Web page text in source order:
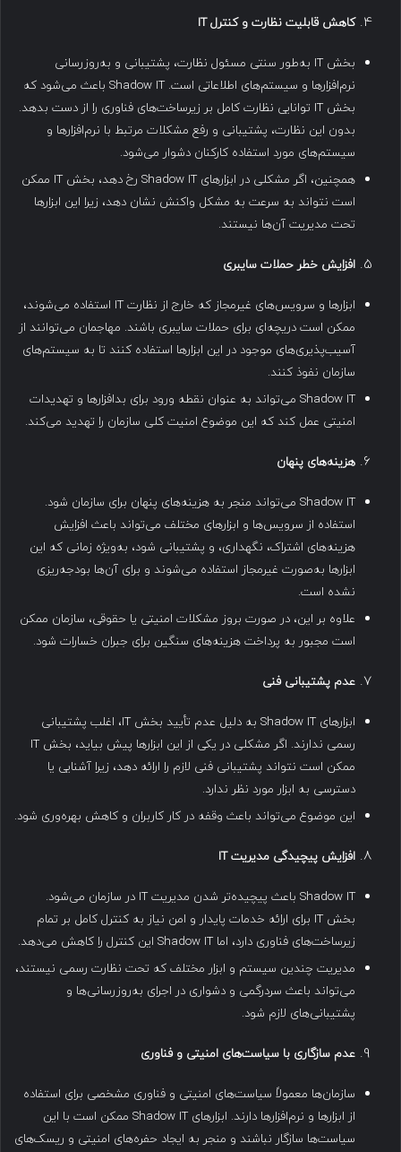
کاهش قابلیت نظارت و کنترلIT
بخش IT به‌طور سنتی مسئول نظارت، پشتیبانی و به‌روزرسانی
نرم‌افزارها و سیستم‌های اطلاعاتی است. Shadow IT باعث می‌شود که
بخش IT توانایی نظارت کامل بر زیرساخت‌های فناوری را از دست بدهد.
بدون این نظارت، پشتیبانی و رفع مشکلات مرتبط با نرم‌افزارها و
سیستم‌های مورد استفاده کارکنان دشوار می‌شود.
همچنین، اگر مشکلی در ابزارهای Shadow IT رخ دهد، بخش IT ممکن
است نتواند به سرعت به مشکل واکنش نشان دهد، زیرا این ابزارها
تحت مدیریت آن‌ها نیستند.
افزایش خطر حملات سایبری
ابزارها و سرویس‌های غیرمجاز که خارج از نظارت IT استفاده می‌شوند،
ممکن است دریچه‌ای برای حملات سایبری باشند. مهاجمان می‌توانند از
آسیب‌پذیری‌های موجود در این ابزارها استفاده کنند تا به سیستم‌های
سازمان نفوذ کنند.
Shadow IT می‌تواند به عنوان نقطه ورود برای بدافزارها و تهدیدات
امنیتی عمل کند که این موضوع امنیت کلی سازمان را تهدید می‌کند.
هزینه‌های پنهان
Shadow IT می‌تواند منجر به هزینه‌های پنهان برای سازمان شود.
استفاده از سرویس‌ها و ابزارهای مختلف می‌تواند باعث افزایش
هزینه‌های اشتراک، نگهداری، و پشتیبانی شود، به‌ویژه زمانی که این
ابزارها به‌صورت غیرمجاز استفاده می‌شوند و برای آن‌ها بودجه‌ریزی
نشده است.
علاوه بر این، در صورت بروز مشکلات امنیتی یا حقوقی، سازمان ممکن
است مجبور به پرداخت هزینه‌های سنگین برای جبران خسارات شود.
عدم پشتیبانی فنی
ابزارهای Shadow IT به دلیل عدم تأیید بخش IT، اغلب پشتیبانی
رسمی ندارند. اگر مشکلی در یکی از این ابزارها پیش بیاید، بخش IT
ممکن است نتواند پشتیبانی فنی لازم را ارائه دهد، زیرا آشنایی یا
دسترسی به ابزار مورد نظر ندارد.
این موضوع می‌تواند باعث وقفه در کار کاربران و کاهش بهره‌وری شود.
افزایش پیچیدگی مدیریتIT
Shadow IT باعث پیچیده‌تر شدن مدیریت IT در سازمان می‌شود.
بخش IT برای ارائه خدمات پایدار و امن نیاز به کنترل کامل بر تمام
زیرساخت‌های فناوری دارد، اما Shadow IT این کنترل را کاهش می‌دهد.
مدیریت چندین سیستم و ابزار مختلف که تحت نظارت رسمی نیستند،
می‌تواند باعث سردرگمی و دشواری در اجرای به‌روزرسانی‌ها و
پشتیبانی‌های لازم شود.
عدم سازگاری با سیاست‌های امنیتی و فناوری
سازمان‌ها معمولاً سیاست‌های امنیتی و فناوری مشخصی برای استفاده
از ابزارها و نرم‌افزارها دارند. ابزارهای Shadow IT ممکن است با این
سیاست‌ها سازگار نباشند و منجر به ایجاد حفره‌های امنیتی و ریسک‌های